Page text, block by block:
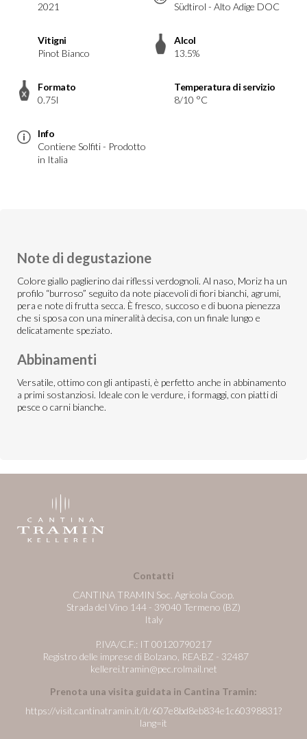
2021
Südtirol - Alto Adige DOC
Vitigni
Pinot Bianco
Alcol
13.5%
Formato
0.75l
Temperatura di servizio
8/10 °C
Info
Contiene Solfiti - Prodotto
in Italia
Note di degustazione
Colore giallo paglierino dai riflessi verdognoli. Al naso, Moriz ha un
profilo “burroso” seguito da note piacevoli di fiori bianchi, agrumi,
pera e note di frutta secca. È fresco, succoso e di buona pienezza
che si sposa con una mineralità decisa, con un finale lungo e
delicatamente speziato.
Abbinamenti
Versatile, ottimo con gli antipasti, è perfetto anche in abbinamento
a primi sostanziosi. Ideale con le verdure, i formaggi, con piatti di
pesce o carni bianche.
Contatti
CANTINA TRAMIN Soc. Agricola Coop.
Strada del Vino 144 - 39040 Termeno (BZ)
Italy
P.IVA/C.F.: IT 00120790217
Registro delle imprese di Bolzano, REA:BZ - 32487
kellerei.tramin@pec.rolmail.net
Prenota una visita guidata in Cantina Tramin:
https://visit.cantinatramin.it/it/607e8bd8eb834e1c60398831?
lang=it